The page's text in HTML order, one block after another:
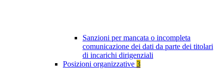
Sanzioni per mancata o incompleta
comunicazione dei dati da parte dei titolari
di incarichi dirigenziali
Posizioni organizzative 3